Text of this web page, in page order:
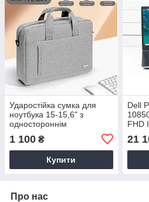
Ударостійка сумка для
ноутбука 15-15,6" з
одностороннім
потовщенням світло-сіра
1 100 ₴
Купити
Dell
FHD
21
Про нас